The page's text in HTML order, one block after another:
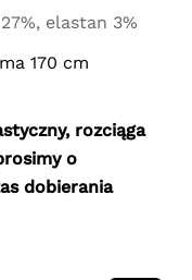
elastan 3%
170 cm
rozciąga
o
dobierania